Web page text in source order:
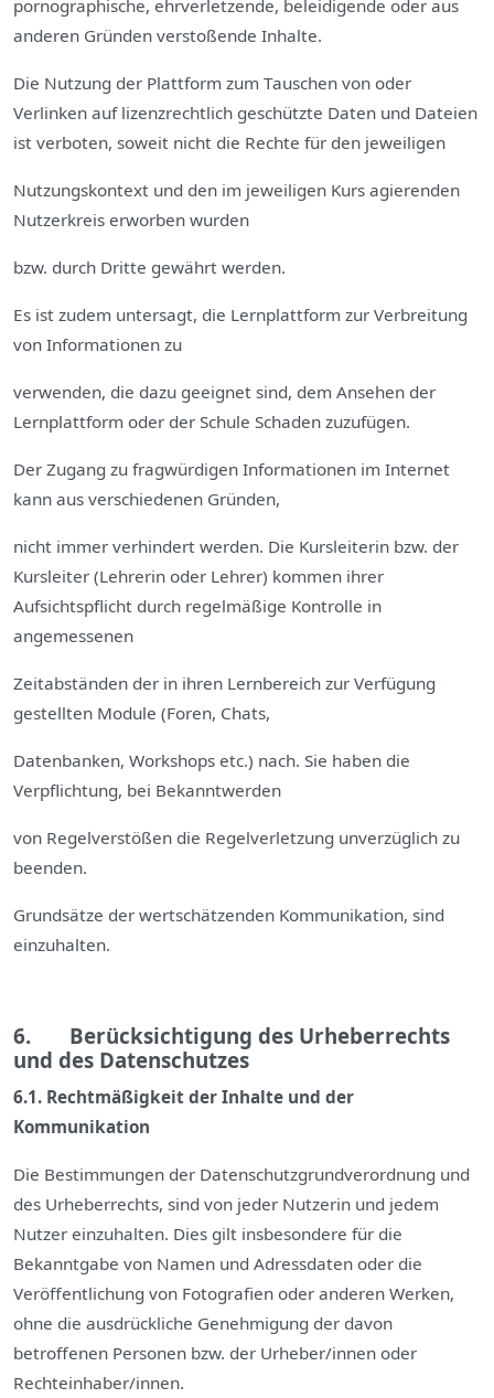
pornographische, ehrverletzende, beleidigende oder aus
anderen Gründen verstoßende Inhalte.
Die Nutzung der Plattform zum Tauschen von oder
Verlinken auf lizenzrechtlich geschützte Daten und Dateien
ist verboten, soweit nicht die Rechte für den jeweiligen
Nutzungskontext und den im jeweiligen Kurs agierenden
Nutzerkreis erworben wurden
bzw. durch Dritte gewährt werden.
Es ist zudem untersagt, die Lernplattform zur Verbreitung
von Informationen zu
verwenden, die dazu geeignet sind, dem Ansehen der
Lernplattform oder der Schule Schaden zuzufügen.
Der Zugang zu fragwürdigen Informationen im Internet
kann aus verschiedenen Gründen,
nicht immer verhindert werden. Die Kursleiterin bzw. der
Kursleiter (Lehrerin oder Lehrer) kommen ihrer
Aufsichtspflicht durch regelmäßige Kontrolle in
angemessenen
Zeitabständen der in ihren Lernbereich zur Verfügung
gestellten Module (Foren, Chats,
Datenbanken, Workshops etc.) nach. Sie haben die
Verpflichtung, bei Bekanntwerden
von Regelverstößen die Regelverletzung unverzüglich zu
beenden.
Grundsätze der wertschätzenden Kommunikation, sind
einzuhalten.
6. Berücksichtigung des Urheberrechts
und des Datenschutzes
6.1. Rechtmäßigkeit der Inhalte und der
Kommunikation
Die Bestimmungen der Datenschutzgrundverordnung und
des Urheberrechts, sind von jeder Nutzerin und jedem
Nutzer einzuhalten. Dies gilt insbesondere für die
Bekanntgabe von Namen und Adressdaten oder die
Veröffentlichung von Fotografien oder anderen Werken,
ohne die ausdrückliche Genehmigung der davon
betroffenen Personen bzw. der Urheber/innen oder
Rechteinhaber/innen.